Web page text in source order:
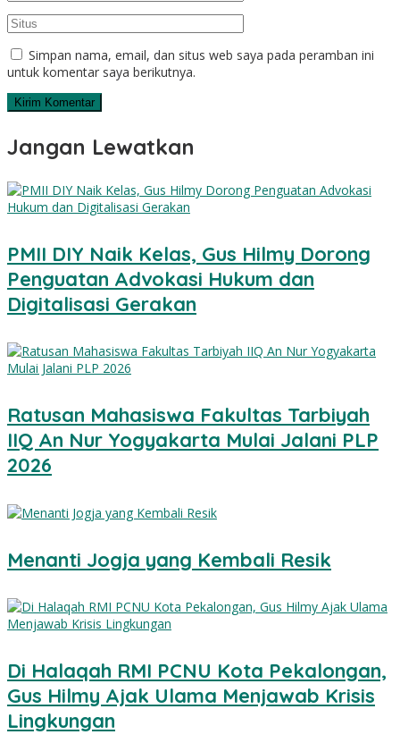
Simpan nama, email, dan situs web saya pada peramban ini
untuk komentar saya berikutnya.
Jangan Lewatkan
PMII DIY Naik Kelas, Gus Hilmy Dorong
Penguatan Advokasi Hukum dan
Digitalisasi Gerakan
Ratusan Mahasiswa Fakultas Tarbiyah
IIQ An Nur Yogyakarta Mulai Jalani PLP
2026
Menanti Jogja yang Kembali Resik
Di Halaqah RMI PCNU Kota Pekalongan,
Gus Hilmy Ajak Ulama Menjawab Krisis
Lingkungan